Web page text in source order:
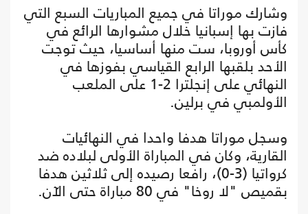
وشارك موراتا في جميع المباريات السبع التي
فازت بها إسبانيا خلال مشوارها الرائع في
كأس أوروبا، ست منها أساسيا، حيث توجت
الأحد بلقبها الرابع القياسي بفوزها في
النهائي على إنجلترا 2-1 على الملعب
الأولمبي في برلين.
وسجل موراتا هدفا واحدا في النهائيات
القارية، وكان في المباراة الأولى لبلاده ضد
كرواتيا (3-0)، رافعا رصيده إلى ثلاثين هدفا
بقميص "لا روخا" في 80 مباراة حتى الآن.